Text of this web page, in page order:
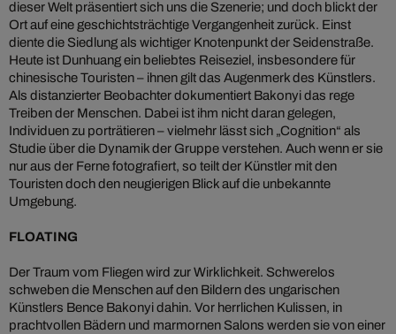
dieser Welt präsentiert sich uns die Szenerie; und doch blickt der
Ort auf eine geschichtsträchtige Vergangenheit zurück. Einst
diente die Siedlung als wichtiger Knotenpunkt der Seidenstraße.
Heute ist Dunhuang ein beliebtes Reiseziel, insbesondere für
chinesische Touristen – ihnen gilt das Augenmerk des Künstlers.
Als distanzierter Beobachter dokumentiert Bakonyi das rege
Treiben der Menschen. Dabei ist ihm nicht daran gelegen,
Individuen zu porträtieren – vielmehr lässt sich „Cognition“ als
Studie über die Dynamik der Gruppe verstehen. Auch wenn er sie
nur aus der Ferne fotografiert, so teilt der Künstler mit den
Touristen doch den neugierigen Blick auf die unbekannte
Umgebung.
FLOATING
Der Traum vom Fliegen wird zur Wirklichkeit. Schwerelos
schweben die Menschen auf den Bildern des ungarischen
Künstlers Bence Bakonyi dahin. Vor herrlichen Kulissen, in
prachtvollen Bädern und marmornen Salons werden sie von einer